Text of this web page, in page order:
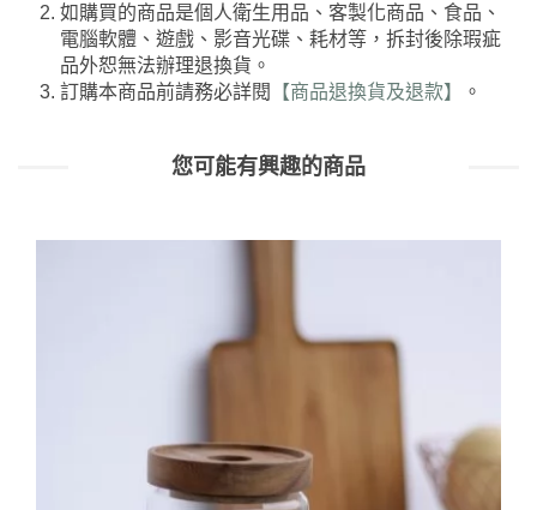
如購買的商品是個人衛生用品、客製化商品、食品、
電腦軟體、遊戲、影音光碟、耗材等，拆封後除瑕疵
品外恕無法辦理退換貨。
訂購本商品前請務必詳閱
【商品退換貨及退款】 。
您可能有興趣的商品